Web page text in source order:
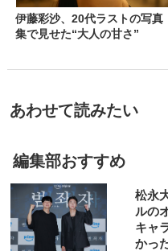
伊藤彩沙、20代ラストの写真
集で見せた“大人の甘さ”
あわせて読みたい
編集部おすすめ
松永
ルの
キャ
かっ